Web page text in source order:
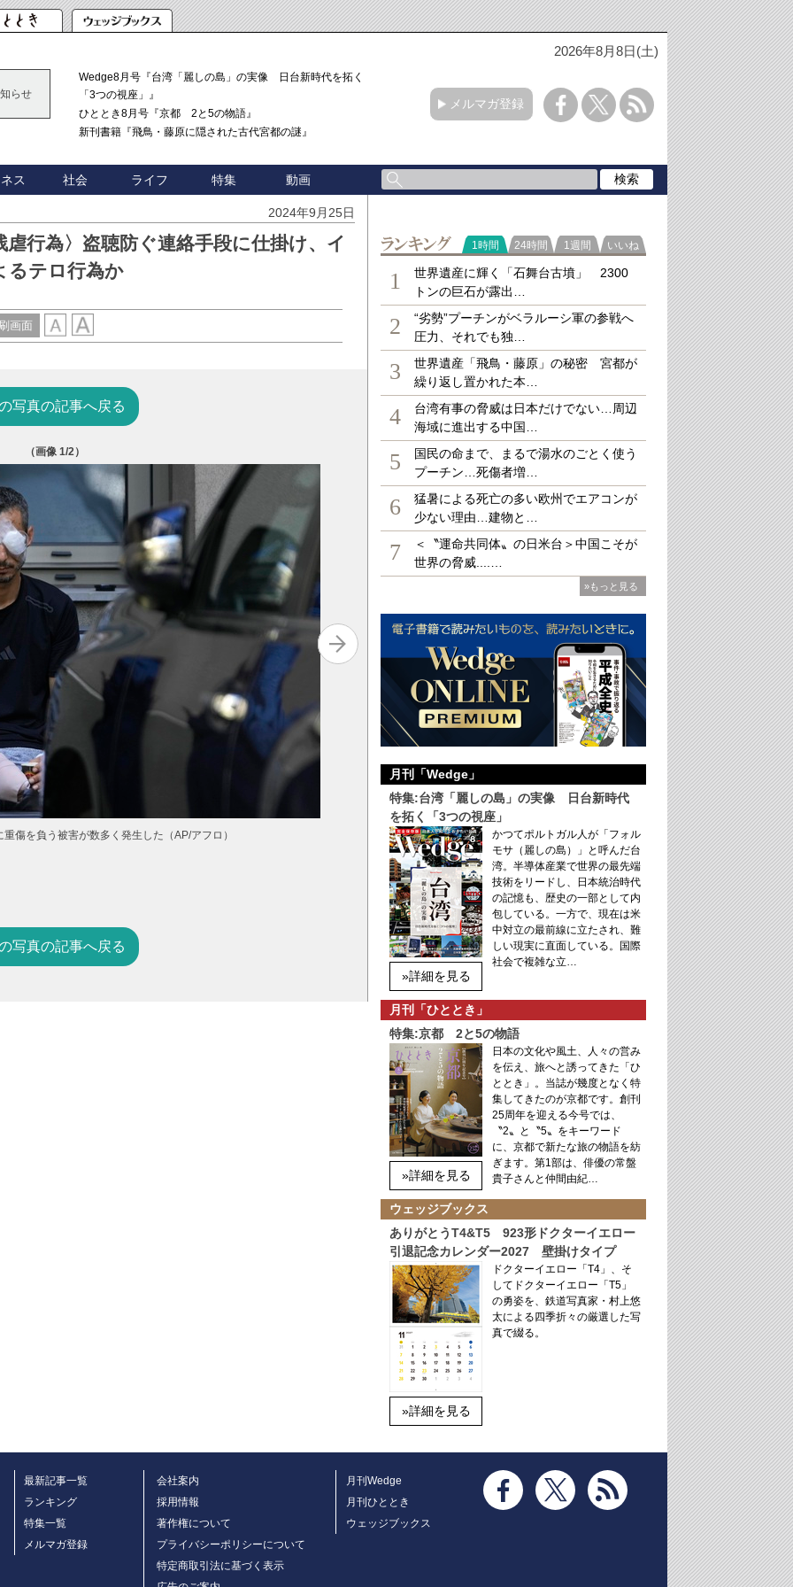
2026年8月8日(土)
らせ
Wedge8月号『台湾「麗しの島」の実像 日台新時代を拓く
「3つの視座」』
ひととき8月号『京都 2と5の物語』
新刊書籍『飛鳥・藤原に隠された古代宮都の謎』
メルマガ登録
ス 社会 ライフ 特集 動画
2024年9月25日
行為〉盗聴防ぐ連絡手段に仕掛け、イ
るテロ行為か
画面
写真の記事へ戻る
（画像1/2）
傷を負う被害が数多く発生した（AP/アフロ）
BACコンサルティング社のホームページ。今はアクセスできない状態だ（筆者提供）
写真の記事へ戻る
ラ
1時間 24時間 1週間 いいね
1
世界遺産に輝く「石舞台古墳」 2300
トンの巨石が露出…
2
“劣勢”プーチンがベラルーシ軍の参戦へ
圧力、それでも独…
3
世界遺産「飛鳥・藤原」の秘密 宮都が
繰り返し置かれた本…
4
台湾有事の脅威は日本だけでない…周辺
海域に進出する中国…
5
国民の命まで、まるで湯水のごとく使う
プーチン…死傷者増…
6
猛暑による死亡の多い欧州でエアコンが
少ない理由…建物と…
7
＜〝運命共同体〟の日米台＞中国こそが
世界の脅威....…
»もっと見る
月刊「Wedge」
特集:台湾「麗しの島」の実像 日台新時代
を拓く「3つの視座」
»詳細を見る
かつてポルトガル人が「フォル
モサ（麗しの島）」と呼んだ台
湾。半導体産業で世界の最先端
技術をリードし、日本統治時代
の記憶も、歴史の一部として内
包している。一方で、現在は米
中対立の最前線に立たされ、難
しい現実に直面している。国際
社会で複雑な立…
月刊「ひととき」
特集:京都 2と5の物語
»詳細を見る
日本の文化や風土、人々の営み
を伝え、旅へと誘ってきた「ひ
ととき」。当誌が幾度となく特
集してきたのが京都です。創刊
25周年を迎える今号では、
〝2〟と〝5〟をキーワード
に、京都で新たな旅の物語を紡
ぎます。第1部は、俳優の常盤
貴子さんと仲間由紀…
ウェッジブックス
ありがとうT4&T5 923形ドクターイエロー
引退記念カレンダー2027 壁掛けタイプ
»詳細を見る
ドクターイエロー「T4」、そ
してドクターイエロー「T5」
の勇姿を、鉄道写真家・村上悠
太による四季折々の厳選した写
真で綴る。
最新記事一覧
ランキング
特集一覧
メルマガ登録
会社案内
採用情報
著作権について
プライバシーポリシーについて
特定商取引法に基づく表示
月刊Wedge
月刊ひととき
ウェッジブックス